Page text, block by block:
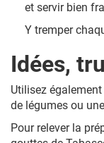
et servir bien
Y tremper
Idées,
Utilisez
de légumes ou
Pour relever la